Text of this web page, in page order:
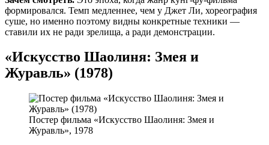
формировался. Темп медленнее, чем у Джет Ли, хореография
суше, но именно поэтому видны конкретные техники —
ставили их не ради зрелища, а ради демонстрации.
«Искусство Шаолиня: Змея и
Журавль» (1978)
Постер фильма «Искусство Шаолиня: Змея и
Журавль», 1978